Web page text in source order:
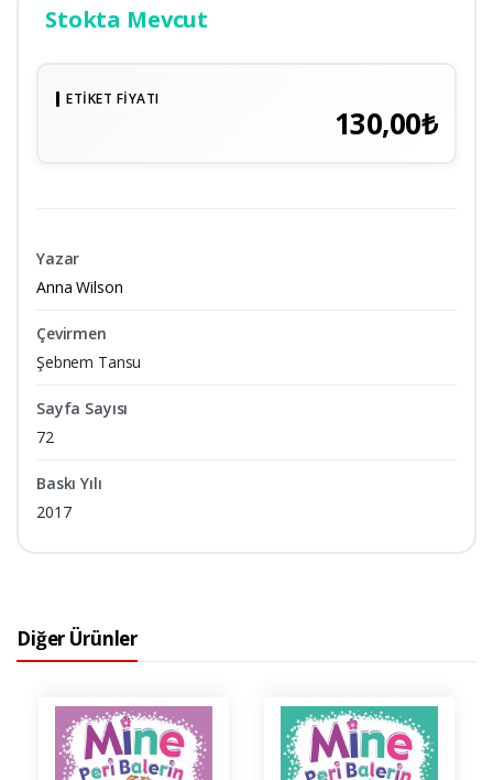
Stokta Mevcut
ETIKET FIYATI
130,00₺
Yazar
Anna Wilson
Çevirmen
Şebnem Tansu
Sayfa Sayısı
72
Baskı Yılı
2017
Diğer Ürünler